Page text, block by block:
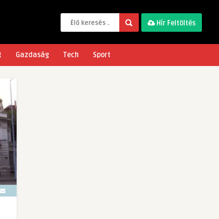
Hír Feltöltés
Gazdaság Tech Sport